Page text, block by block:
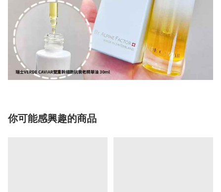
你可能感興趣的商品